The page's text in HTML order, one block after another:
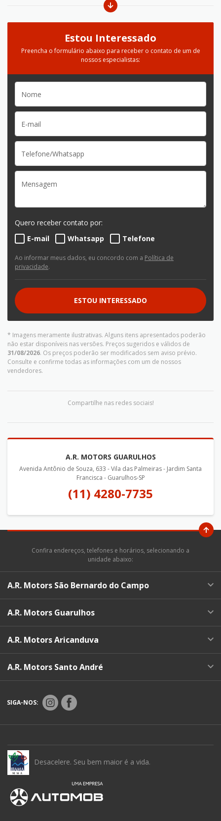
Estou Interessado
Preencha o formulário abaixo para receber o contato de um de
nossos especialistas:
Quero receber contato por:
E-mail
Whatsapp Telefone
Ao informar meus dados, eu concordo com a Política de
privacidade.
ESTOU INTERESSADO
* Imagens meramente ilustrativas. Alguns itens apresentados poderão
não estar disponíveis nas versões. Preços sugeridos e válidos de
31/08/2026. Os preços poderão ser modificados sem aviso prévio.
Consulte e confirme todas as informações com um de nossos
vendedores.
Compartilhe nas redes sociais!
A.R. MOTORS GUARULHOS
Avenida Antônio de Souza, 633 - Vila das Palmeiras - Jardim Santa
Francisca - Guarulhos-SP
(11) 4280-7735
Confira endereços, telefones e horários, selecionando a
unidade abaixo:
A.R. Motors São Bernardo do Campo
A.R. Motors Guarulhos
A.R. Motors Aricanduva
A.R. Motors Santo André
SIGA-NOS:
Desacelere. Seu bem maior é a vida.